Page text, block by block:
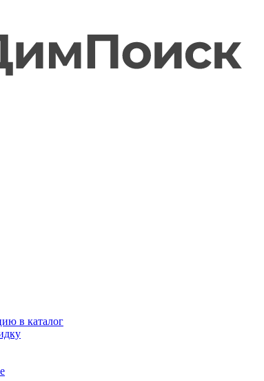
в каталог